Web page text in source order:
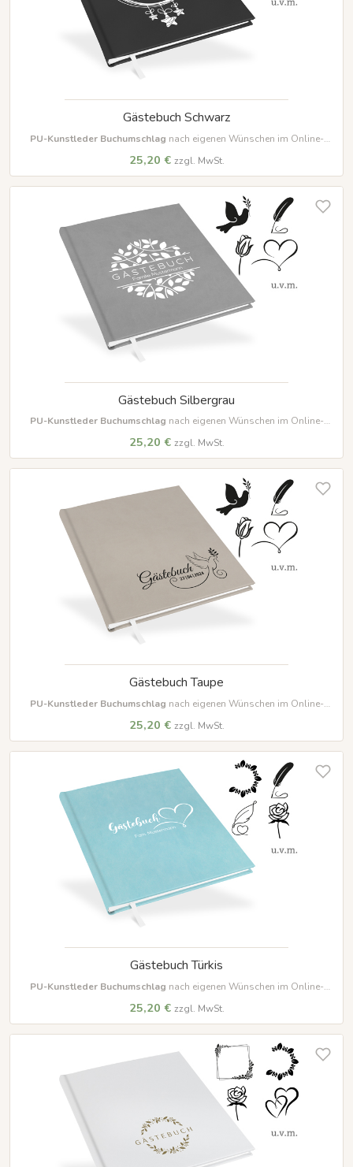
Gästebuch Schwarz
PU-Kunstleder Buchumschlag nach eigenen Wünschen im Online-
25,20 € zzgl. MwSt.
Gästebuch Silbergrau
PU-Kunstleder Buchumschlag nach eigenen Wünschen im Online-
25,20 € zzgl. MwSt.
Gästebuch Taupe
PU-Kunstleder Buchumschlag nach eigenen Wünschen im Online-
25,20 € zzgl. MwSt.
Gästebuch Türkis
PU-Kunstleder Buchumschlag nach eigenen Wünschen im Online-
25,20 € zzgl. MwSt.